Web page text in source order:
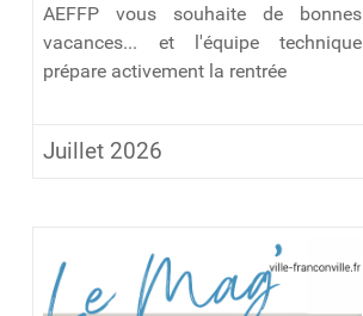
AEFFP vous souhaite de bonnes
vacances... et l'équipe technique
prépare activement la rentrée
Juillet 2026